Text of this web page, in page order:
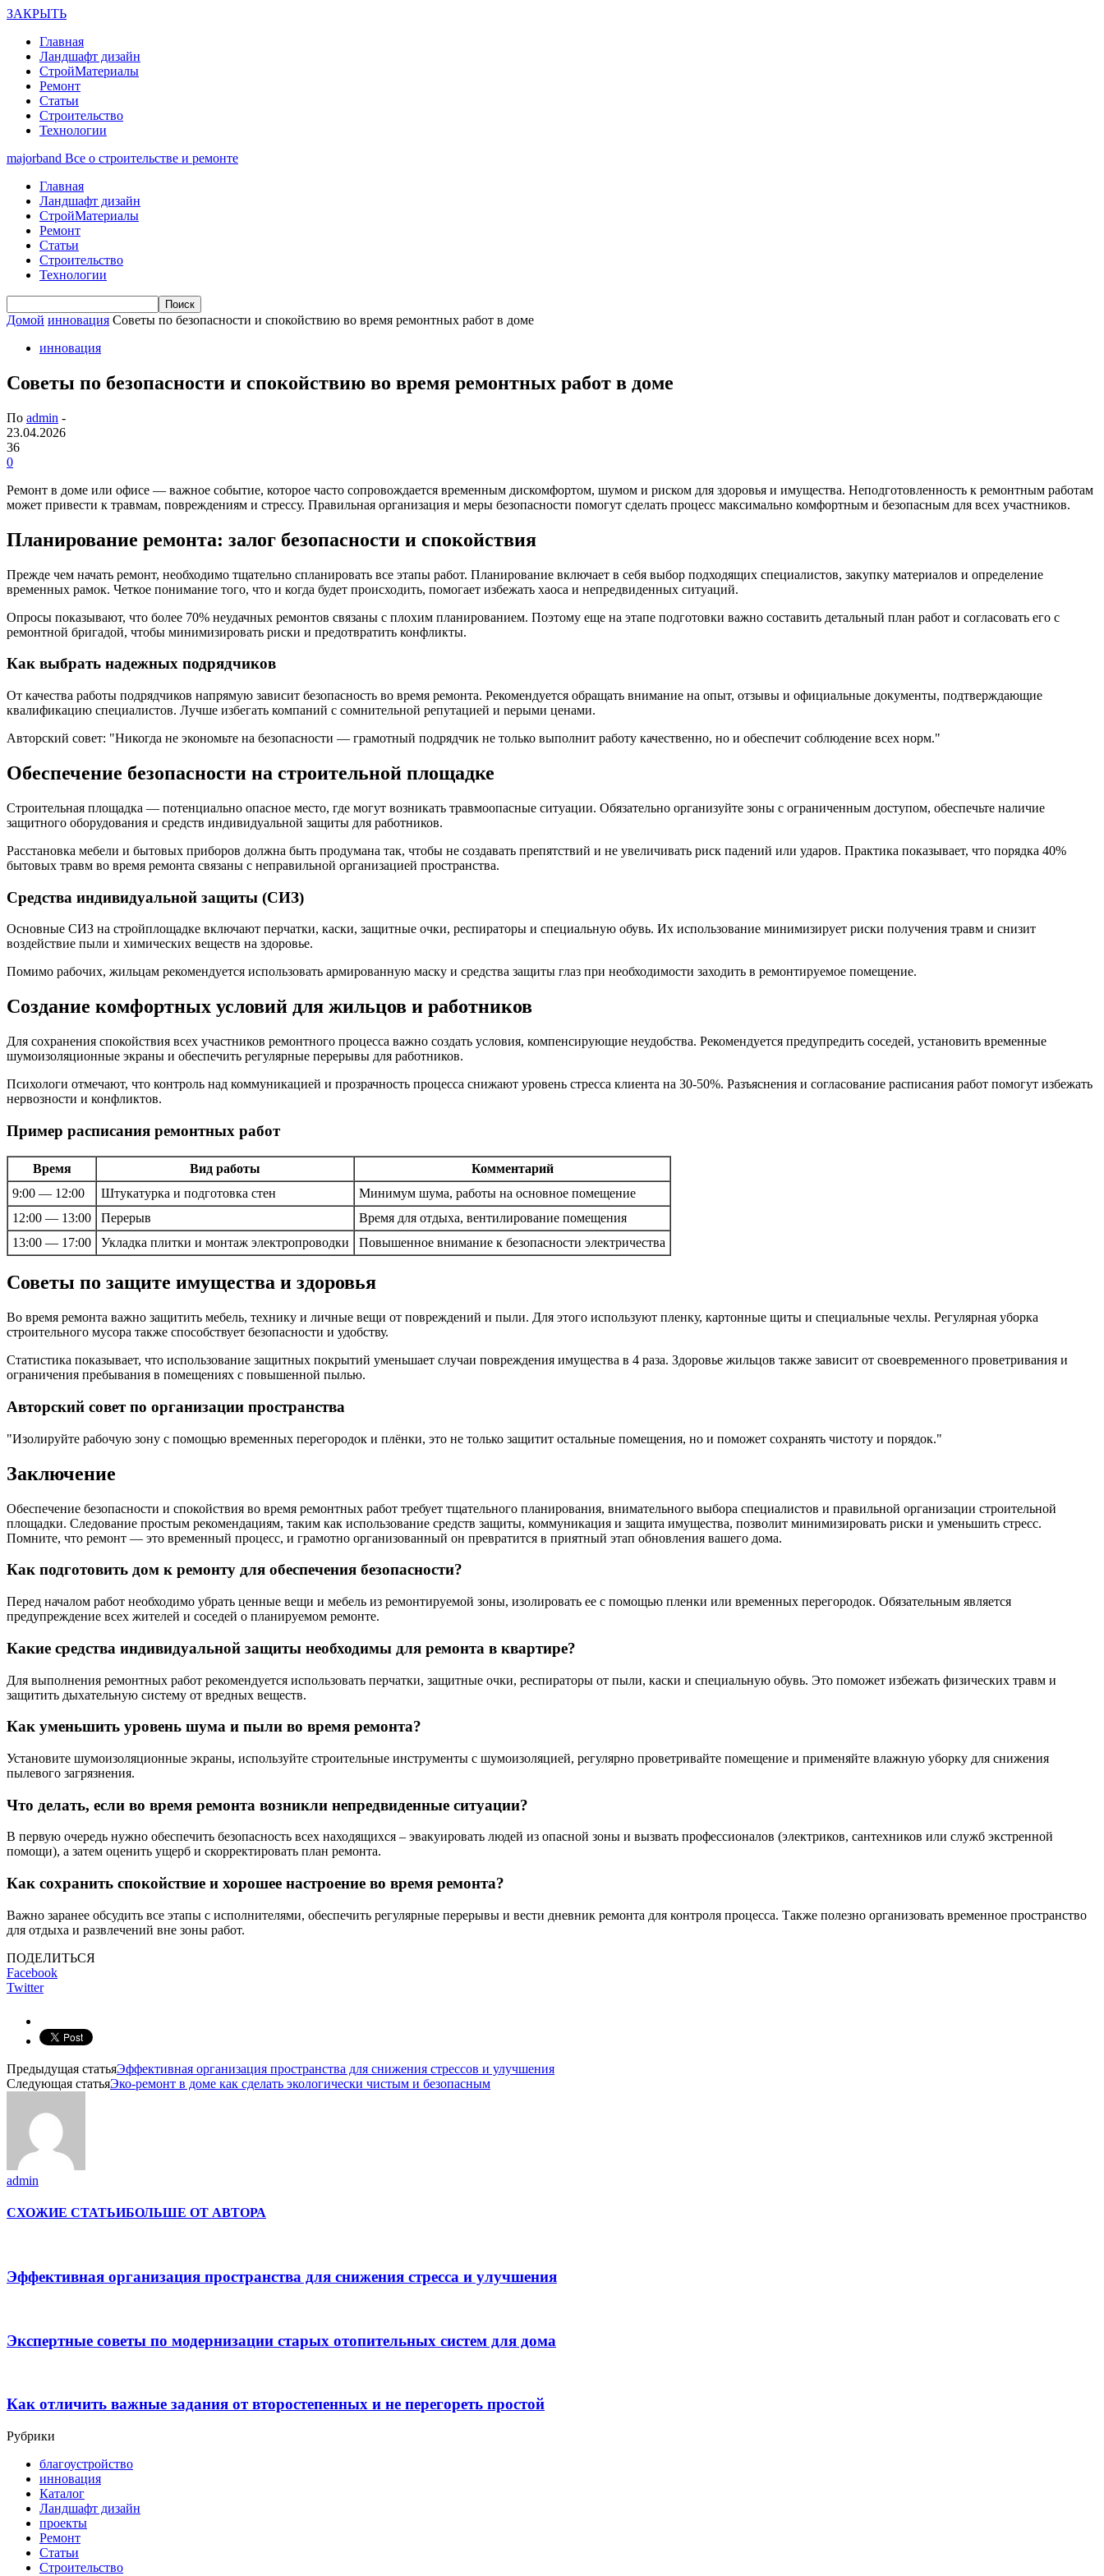
ЗАКРЫТЬ
Главная
Ландшафт дизайн
СтройМатериалы
Ремонт
Статьи
Строительство
Технологии
majorband Все о строительстве и ремонте
Главная
Ландшафт дизайн
СтройМатериалы
Ремонт
Статьи
Строительство
Технологии
Домой инновация Советы по безопасности и спокойствию во время ремонтных работ в доме
инновация
Советы по безопасности и спокойствию во время ремонтных работ в доме
По admin -
23.04.2026
36
0
Ремонт в доме или офисе — важное событие, которое часто сопровождается временным дискомфортом, шумом и риском для здоровья и имущества. Неподготовленность к ремонтным работам
может привести к травмам, повреждениям и стрессу. Правильная организация и меры безопасности помогут сделать процесс максимально комфортным и безопасным для всех участников.
Планирование ремонта: залог безопасности и спокойствия
Прежде чем начать ремонт, необходимо тщательно спланировать все этапы работ. Планирование включает в себя выбор подходящих специалистов, закупку материалов и определение
временных рамок. Четкое понимание того, что и когда будет происходить, помогает избежать хаоса и непредвиденных ситуаций.
Опросы показывают, что более 70% неудачных ремонтов связаны с плохим планированием. Поэтому еще на этапе подготовки важно составить детальный план работ и согласовать его с
ремонтной бригадой, чтобы минимизировать риски и предотвратить конфликты.
Как выбрать надежных подрядчиков
От качества работы подрядчиков напрямую зависит безопасность во время ремонта. Рекомендуется обращать внимание на опыт, отзывы и официальные документы, подтверждающие
квалификацию специалистов. Лучше избегать компаний с сомнительной репутацией и nерыми ценами.
Авторский совет:
Никогда не экономьте на безопасности — грамотный подрядчик не только выполнит работу качественно, но и обеспечит соблюдение всех норм.
Обеспечение безопасности на строительной площадке
Строительная площадка — потенциально опасное место, где могут возникать травмоопасные ситуации. Обязательно организуйте зоны с ограниченным доступом, обеспечьте наличие
защитного оборудования и средств индивидуальной защиты для работников.
Расстановка мебели и бытовых приборов должна быть продумана так, чтобы не создавать препятствий и не увеличивать риск падений или ударов. Практика показывает, что порядка 40%
бытовых травм во время ремонта связаны с неправильной организацией пространства.
Средства индивидуальной защиты (СИЗ)
Основные СИЗ на стройплощадке включают перчатки, каски, защитные очки, респираторы и специальную обувь. Их использование минимизирует риски получения травм и снизит
воздействие пыли и химических веществ на здоровье.
Помимо рабочих, жильцам рекомендуется использовать армированную маску и средства защиты глаз при необходимости заходить в ремонтируемое помещение.
Создание комфортных условий для жильцов и работников
Для сохранения спокойствия всех участников ремонтного процесса важно создать условия, компенсирующие неудобства. Рекомендуется предупредить соседей, установить временные
шумоизоляционные экраны и обеспечить регулярные перерывы для работников.
Психологи отмечают, что контроль над коммуникацией и прозрачность процесса снижают уровень стресса клиента на 30-50%. Разъяснения и согласование расписания работ помогут избежать
нервозности и конфликтов.
Пример расписания ремонтных работ
Время Вид работы
Комментарий
9:00 — 12:00
Штукатурка и подготовка стен
Минимум шума, работы на основное помещение
12:00 — 13:00
Перерыв
Время для отдыха, вентилирование помещения
13:00 — 17:00
Укладка плитки и монтаж электропроводки Повышенное внимание к безопасности электричества
Советы по защите имущества и здоровья
Во время ремонта важно защитить мебель, технику и личные вещи от повреждений и пыли. Для этого используют пленку, картонные щиты и специальные чехлы. Регулярная уборка
строительного мусора также способствует безопасности и удобству.
Статистика показывает, что использование защитных покрытий уменьшает случаи повреждения имущества в 4 раза. Здоровье жильцов также зависит от своевременного проветривания и
ограничения пребывания в помещениях с повышенной пылью.
Авторский совет по организации пространства
Изолируйте рабочую зону с помощью временных перегородок и плёнки, это не только защитит остальные помещения, но и поможет сохранять чистоту и порядок.
Заключение
Обеспечение безопасности и спокойствия во время ремонтных работ требует тщательного планирования, внимательного выбора специалистов и правильной организации строительной
площадки. Следование простым рекомендациям, таким как использование средств защиты, коммуникация и защита имущества, позволит минимизировать риски и уменьшить стресс.
Помните, что ремонт — это временный процесс, и грамотно организованный он превратится в приятный этап обновления вашего дома.
Как подготовить дом к ремонту для обеспечения безопасности?
Перед началом работ необходимо убрать ценные вещи и мебель из ремонтируемой зоны, изолировать ее с помощью пленки или временных перегородок. Обязательным является
предупреждение всех жителей и соседей о планируемом ремонте.
Какие средства индивидуальной защиты необходимы для ремонта в квартире?
Для выполнения ремонтных работ рекомендуется использовать перчатки, защитные очки, респираторы от пыли, каски и специальную обувь. Это поможет избежать физических травм и
защитить дыхательную систему от вредных веществ.
Как уменьшить уровень шума и пыли во время ремонта?
Установите шумоизоляционные экраны, используйте строительные инструменты с шумоизоляцией, регулярно проветривайте помещение и применяйте влажную уборку для снижения
пылевого загрязнения.
Что делать, если во время ремонта возникли непредвиденные ситуации?
В первую очередь нужно обеспечить безопасность всех находящихся – эвакуировать людей из опасной зоны и вызвать профессионалов (электриков, сантехников или служб экстренной
помощи), а затем оценить ущерб и скорректировать план ремонта.
Как сохранить спокойствие и хорошее настроение во время ремонта?
Важно заранее обсудить все этапы с исполнителями, обеспечить регулярные перерывы и вести дневник ремонта для контроля процесса. Также полезно организовать временное пространство
для отдыха и развлечений вне зоны работ.
ПОДЕЛИТЬСЯ
Facebook
Twitter
Предыдущая статьяЭффективная организация пространства для снижения стрессов и улучшения
Следующая статьяЭко-ремонт в доме как сделать экологически чистым и безопасным
admin
СХОЖИЕ СТАТЬИБОЛЬШЕ ОТ АВТОРА
Эффективная организация пространства для снижения стресса и улучшения
Экспертные советы по модернизации старых отопительных систем для дома
Как отличить важные задания от второстепенных и не перегореть простой
Рубрики
благоустройство
инновация
Каталог
Ландшафт дизайн
проекты
Ремонт
Статьи
Строительство